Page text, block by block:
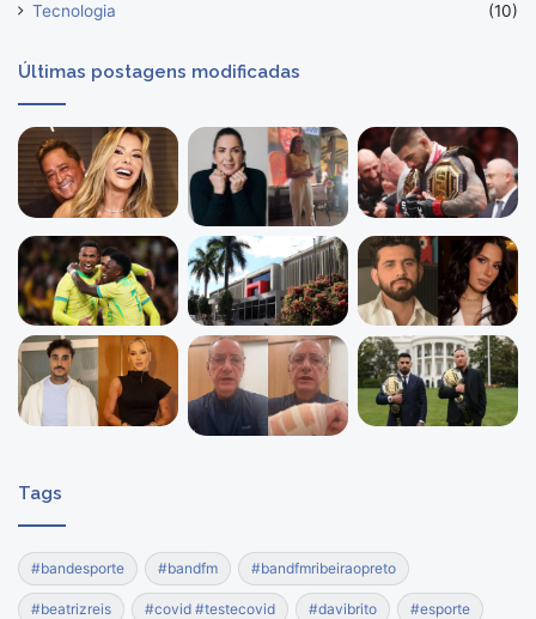
Tecnologia
(10)
Últimas postagens modificadas
Tags
#bandesporte #bandfm #bandfmribeiraopreto
#beatrizreis #covid #testecovid #davibrito #esporte